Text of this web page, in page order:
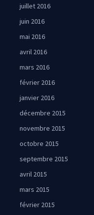
juillet 2016
juin 2016
mai 2016
avril 2016
mars 2016
février 2016
janvier 2016
décembre 2015
novembre 2015
octobre 2015
septembre 2015
avril 2015
mars 2015
février 2015